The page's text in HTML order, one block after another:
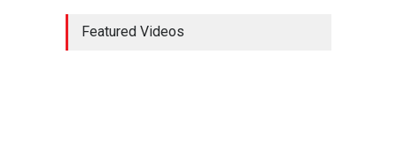
Featured Videos